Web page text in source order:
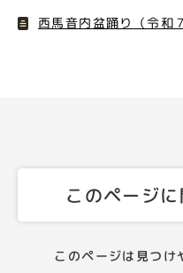
西馬音内盆踊り（令和
このページ
このページは見つけ